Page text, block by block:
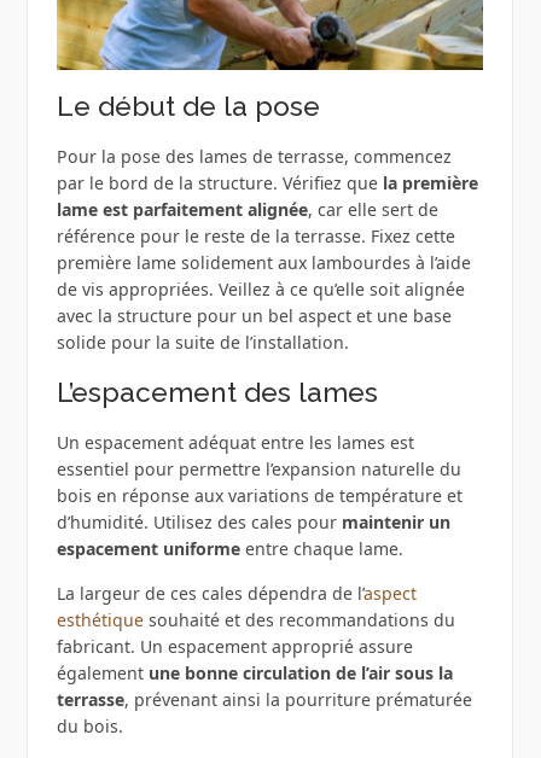
Le début de la pose
Pour la pose des lames de terrasse, commencez
par le bord de la structure. Vérifiez que la première
lame est parfaitement alignée, car elle sert de
référence pour le reste de la terrasse. Fixez cette
première lame solidement aux lambourdes à l’aide
de vis appropriées. Veillez à ce qu’elle soit alignée
avec la structure pour un bel aspect et une base
solide pour la suite de l’installation.
L’espacement des lames
Un espacement adéquat entre les lames est
essentiel pour permettre l’expansion naturelle du
bois en réponse aux variations de température et
d’humidité. Utilisez des cales pour maintenir un
espacement uniforme entre chaque lame.
La largeur de ces cales dépendra de l’aspect
esthétiquesouhaité et des recommandations du
fabricant. Un espacement approprié assure
également une bonne circulation de l’air sous la
terrasse, prévenant ainsi la pourriture prématurée
du bois.